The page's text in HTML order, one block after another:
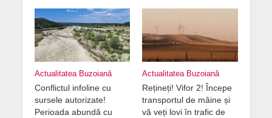
Actualitatea Buzoiană
Conflictul infoline cu
sursele autorizate!
Perioada abundă cu
Actualitatea Buzoiană
Rețineți! Vifor 2! Începe
transportul de mâine și
vă veți lovi în trafic de